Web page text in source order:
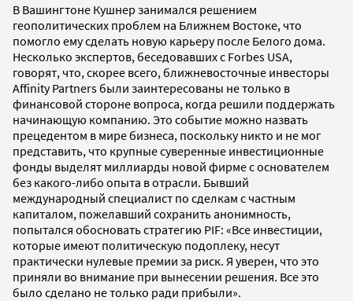
В Вашингтоне Кушнер занимался решением
геополитических проблем на Ближнем Востоке, что
помогло ему сделать новую карьеру после Белого дома.
Несколько экспертов, беседовавших с Forbes USA,
говорят, что, скорее всего, ближневосточные инвесторы
Affinity Partners были заинтересованы не только в
финансовой стороне вопроса, когда решили поддержать
начинающую компанию. Это событие можно назвать
прецедентом в мире бизнеса, поскольку никто и не мог
представить, что крупные суверенные инвестиционные
фонды выделят миллиарды новой фирме с основателем
без какого-либо опыта в отрасли. Бывший
международный специалист по сделкам с частным
капиталом, пожелавший сохранить анонимность,
попытался обосновать стратегию PIF: «Все инвестиции,
которые имеют политическую подоплеку, несут
практически нулевые премии за риск. Я уверен, что это
приняли во внимание при вынесении решения. Все это
было сделано не только ради прибыли».